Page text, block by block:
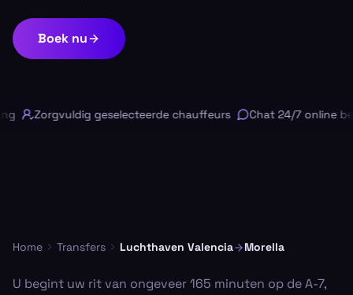
Boek nu
Zorgvuldig geselecteerde chauffeurs Chat 24/7 online
Home Transfers Luchthaven Valencia Morella
U begint uw rit van ongeveer 165 minuten op de A-7,